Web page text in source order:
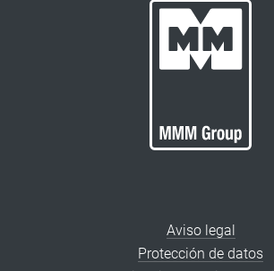
Aviso legal
Protección de datos